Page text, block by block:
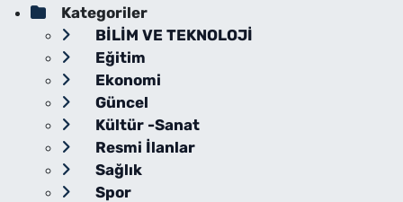
Kategoriler
BİLİM VE TEKNOLOJİ
Eğitim
Ekonomi
Güncel
Kültür -Sanat
Resmi İlanlar
Sağlık
Spor